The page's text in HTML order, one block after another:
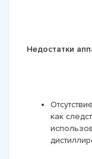
Недостатки
как